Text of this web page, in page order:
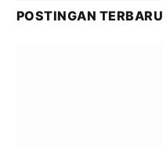
POSTINGAN TERBARU